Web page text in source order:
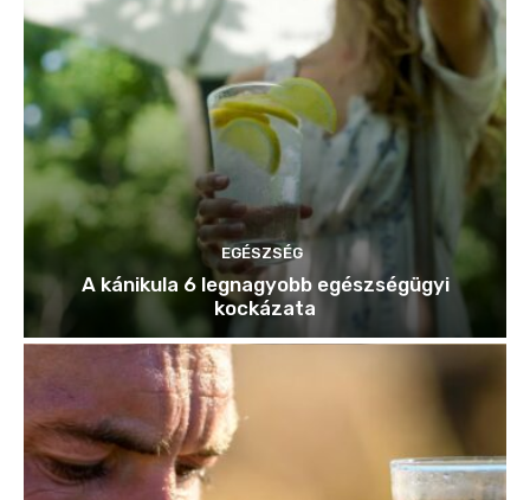
EGÉSZSÉG
A kánikula 6 legnagyobb egészségügyi
kockázata